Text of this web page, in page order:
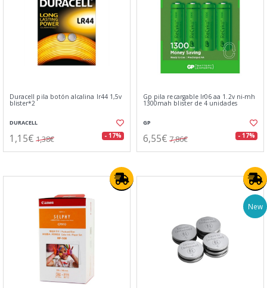
Duracell pila botón alcalina lr44 1,5v
blister*2
DURACELL
1,15€ 1,38€ - 17%
Gp pila recargable lr06 aa 1.2v ni-mh
1300mah blister de 4 unidades
GP
6,55€ 7,86€ - 17%
New